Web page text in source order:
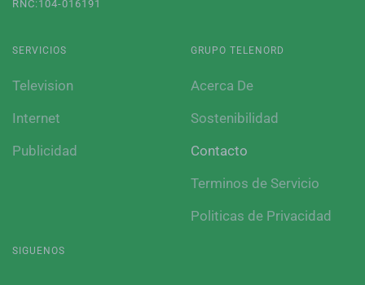
RNC:104-016191
SERVICIOS
Television
Internet
Publicidad
GRUPO TELENORD
Acerca De
Sostenibilidad
Contacto
Terminos de Servicio
Politicas de Privacidad
SIGUENOS